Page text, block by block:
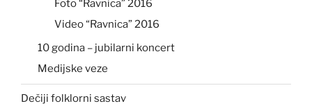
Foto “Ravnica” 2016
Video “Ravnica” 2016
10 godina – jubilarni koncert
Medijske veze
Dečiji folklorni sastav